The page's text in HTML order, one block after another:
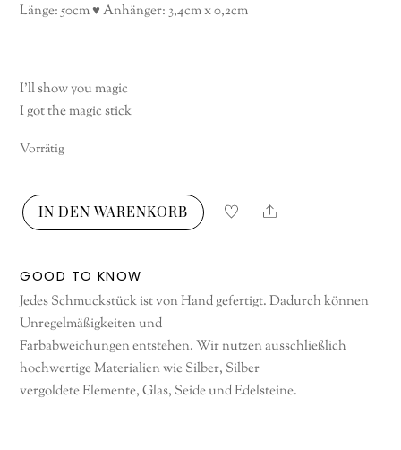
Länge: 50cm ♥ Anhänger: 3,4cm x 0,2cm
I’ll show you magic
I got the magic stick
Vorrätig
Magic
Menge
IN DEN WARENKORB Share
GOOD TO KNOW
Jedes Schmuckstück ist von Hand gefertigt. Dadurch können
Unregelmäßigkeiten und
Farbabweichungen entstehen. Wir nutzen ausschließlich
hochwertige Materialien wie Silber, Silber
vergoldete Elemente, Glas, Seide und Edelsteine.